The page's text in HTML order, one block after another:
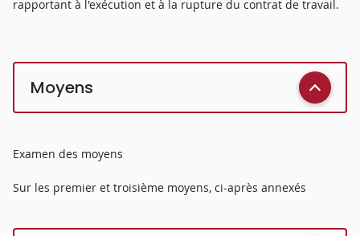
rapportant à l'exécution et à la rupture du contrat de travail.
Moyens
Examen des moyens
Sur les premier et troisième moyens, ci-après annexés